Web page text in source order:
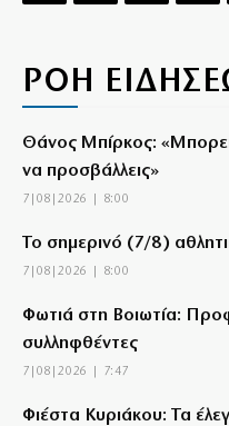
ΡΟΗ
Θάνος Μπίρκος:
να προσβάλλεις»
7|08|2026 | 8:00
Το σημερινό (7/8)
7|08|2026 | 8:00
Φωτιά στη Βοιωτία:
συλληφθέντες
7|08|2026 | 7:47
Φιέστα Κυριάκου: Τα